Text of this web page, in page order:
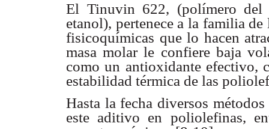
El Tinuvin 622, (polímero del
etanol), pertenece a la familia
fisicoquímicas que lo hacen
masa molar le confiere baja
como un antioxidante efectivo,
estabilidad térmica de las
Hasta la fecha diversos
este aditivo en poliolefinas,